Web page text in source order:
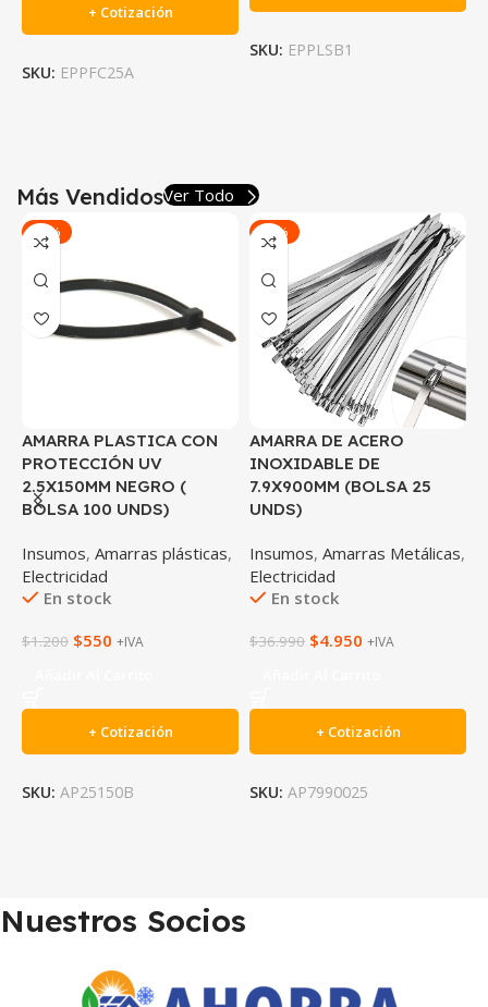
+ Cotización
SKU: EPPFC25A
SKU: EPPLSB1
Más VendidosVer Todo
-54%
AMARRA PLASTICA CON
PROTECCIÓN UV
2.5X150MM NEGRO (
BOLSA 100 UNDS)
Insumos, Amarras plásticas,
Electricidad
En stock
$1.200 $550 +IVA
+ Cotización
SKU: AP25150B
-87%
AMARRA DE ACERO
INOXIDABLE DE
7.9X900MM (BOLSA 25
UNDS)
Insumos, Amarras Metálicas,
Electricidad
En stock
$36.990 $4.950 +IVA
+ Cotización
SKU: AP7990025
Nuestros Socios